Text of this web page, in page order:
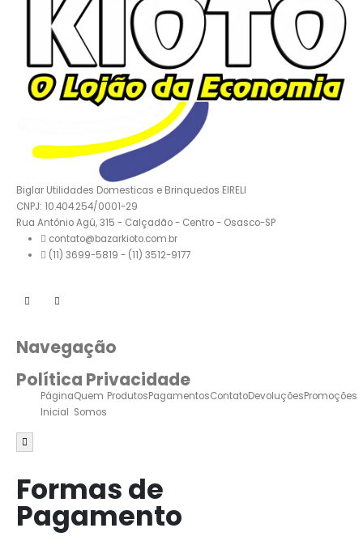
Biglar Utilidades Domesticas e Brinquedos EIRELI
CNPJ: 10.404.254/0001-29
Rua Antônio Agú, 315 - Calçadão - Centro - Osasco-SP
contato@bazarkioto.com.br
(11) 3699-5819 - (11) 3512-9177
Navegação
Política Privacidade
Página
Inicial
Quem
Somos
ProdutosPagamentosContatoDevoluçõesPromoções
Menu de alternância de hambúrguer
Formas de
Pagamento